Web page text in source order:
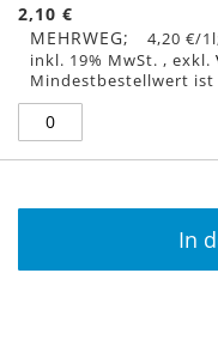
2,10 €
MEHRWEG
4,20 €/1l
inkl. 19% MwSt. , exkl.
Mindestbestellwert ist
In